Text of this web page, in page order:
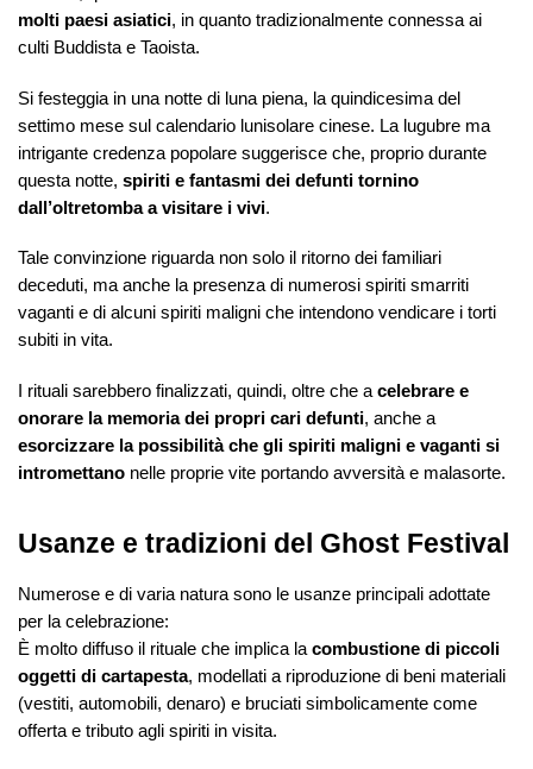
molti paesi asiatici, in quanto tradizionalmente connessa ai
culti Buddista e Taoista.
Si festeggia in una notte di luna piena, la quindicesima del
settimo mese sul calendario lunisolare cinese. La lugubre ma
intrigante credenza popolare suggerisce che, proprio durante
questa notte, spiriti e fantasmi dei defunti tornino
dall’oltretomba a visitare i vivi.
Tale convinzione riguarda non solo il ritorno dei familiari
deceduti, ma anche la presenza di numerosi spiriti smarriti
vaganti e di alcuni spiriti maligni che intendono vendicare i torti
subiti in vita.
I rituali sarebbero finalizzati, quindi, oltre che a celebrare e
onorare la memoria dei propri cari defunti, anche a
esorcizzare la possibilità che gli spiriti maligni e vaganti si
intromettano nelle proprie vite portando avversità e malasorte.
Usanze e tradizioni del Ghost Festival
Numerose e di varia natura sono le usanze principali adottate
per la celebrazione:
È molto diffuso il rituale che implica la combustione di piccoli
oggetti di cartapesta, modellati a riproduzione di beni materiali
(vestiti, automobili, denaro) e bruciati simbolicamente come
offerta e tributo agli spiriti in visita.